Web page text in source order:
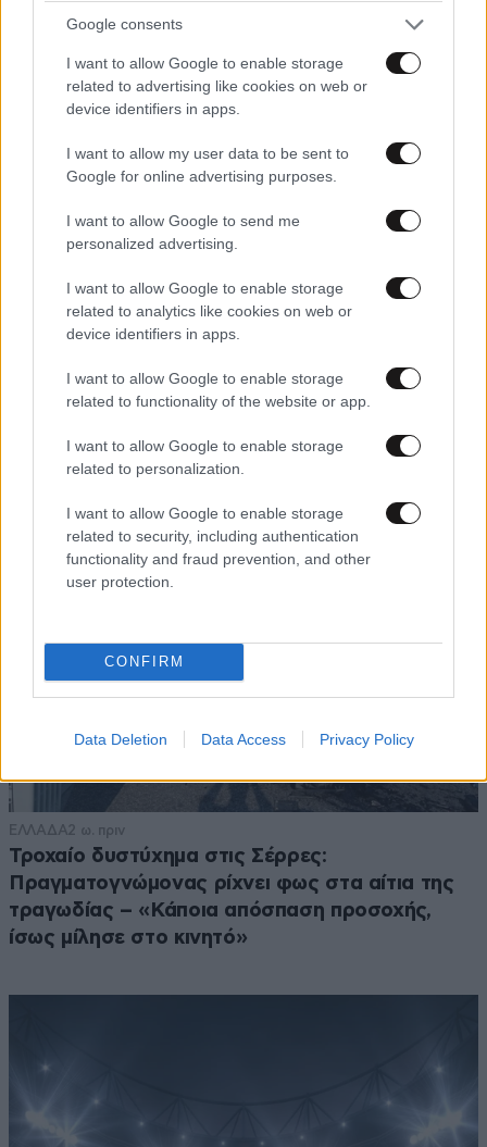
Google consents
I want to allow Google to enable storage
related to advertising like cookies on web or
device identifiers in apps.
I want to allow my user data to be sent to
Google for online advertising purposes.
I want to allow Google to send me
personalized advertising.
I want to allow Google to enable storage
related to analytics like cookies on web or
device identifiers in apps.
I want to allow Google to enable storage
related to functionality of the website or app.
I want to allow Google to enable storage
related to personalization.
I want to allow Google to enable storage
related to security, including authentication
functionality and fraud prevention, and other
user protection.
CONFIRM
Data Deletion Data Access Privacy Policy
ΕΛΛΑΔΑ2 ω. πριν
Τροχαίο δυστύχημα στις Σέρρες:
Πραγματογνώμονας ρίχνει φως στα αίτια της
τραγωδίας – «Κάποια απόσπαση προσοχής,
ίσως μίλησε στο κινητό»